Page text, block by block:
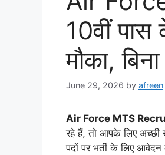
10वीं पास
मौका,
June 29, 2026 by afreen
Air Force MTS
रहे हैं, तो आपके लिए अच्छी
पदों पर भर्ती के लिए